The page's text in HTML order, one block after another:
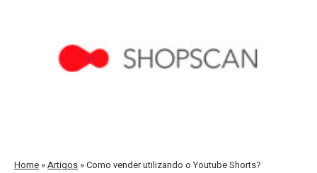
Home »Artigos »Como vender utilizando o Youtube Shorts?